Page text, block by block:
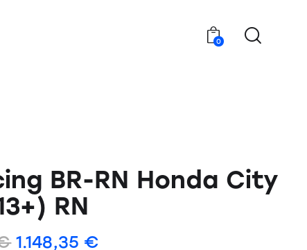
0
BR-RN Honda City
RN
1.148,35 €